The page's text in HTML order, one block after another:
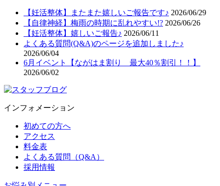
【妊活整体】またまた嬉しいご報告です♪ 2026/06/29
【自律神経】梅雨の時期に乱れやすい!? 2026/06/26
【妊活整体】嬉しいご報告♪ 2026/06/11
よくある質問(Q&A)のページを追加しました♪
2026/06/04
6月イベント【ながはま割り 最大40％割引！！】
2026/06/02
インフォメーション
初めての方へ
アクセス
料金表
よくある質問（Q&A）
採用情報